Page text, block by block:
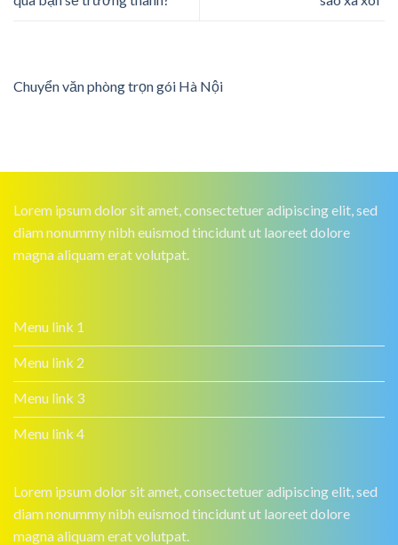
Chuyển văn phòng trọn gói Hà Nội
Lorem ipsum dolor sit amet, consectetuer adipiscing elit, sed
diam nonummy nibh euismod tincidunt ut laoreet dolore
magna aliquam erat volutpat.
Menu link 1
Menu link 2
Menu link 3
Menu link 4
Lorem ipsum dolor sit amet, consectetuer adipiscing elit, sed
diam nonummy nibh euismod tincidunt ut laoreet dolore
magna aliquam erat volutpat.